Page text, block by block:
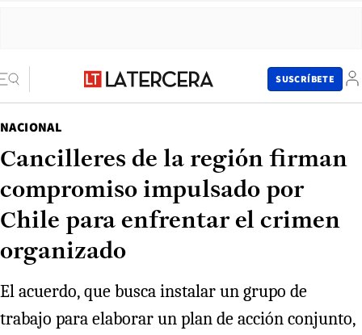
SUSCRÍBETE
NACIONAL
Cancilleres de la región firman
compromiso impulsado por
Chile para enfrentar el crimen
organizado
El acuerdo, que busca instalar un grupo de
trabajo para elaborar un plan de acción conjunto,